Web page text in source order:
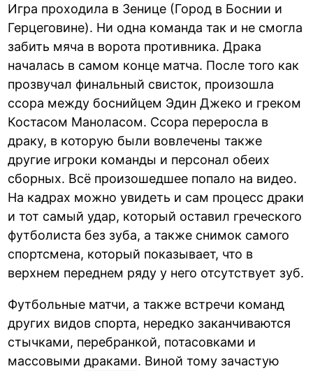
Игра проходила в Зенице (Город в Боснии и
Герцеговине). Ни одна команда так и не смогла
забить мяча в ворота противника. Драка
началась в самом конце матча. После того как
прозвучал финальный свисток, произошла
ссора между боснийцем Эдин Джеко и греком
Костасом Маноласом. Ссора переросла в
драку, в которую были вовлечены также
другие игроки команды и персонал обеих
сборных. Всё произошедшее попало на видео.
На кадрах можно увидеть и сам процесс драки
и тот самый удар, который оставил греческого
футболиста без зуба, а также снимок самого
спортсмена, который показывает, что в
верхнем переднем ряду у него отсутствует зуб.
Футбольные матчи, а также встречи команд
других видов спорта, нередко заканчиваются
стычками, перебранкой, потасовками и
массовымидраками. Виной тому зачастую